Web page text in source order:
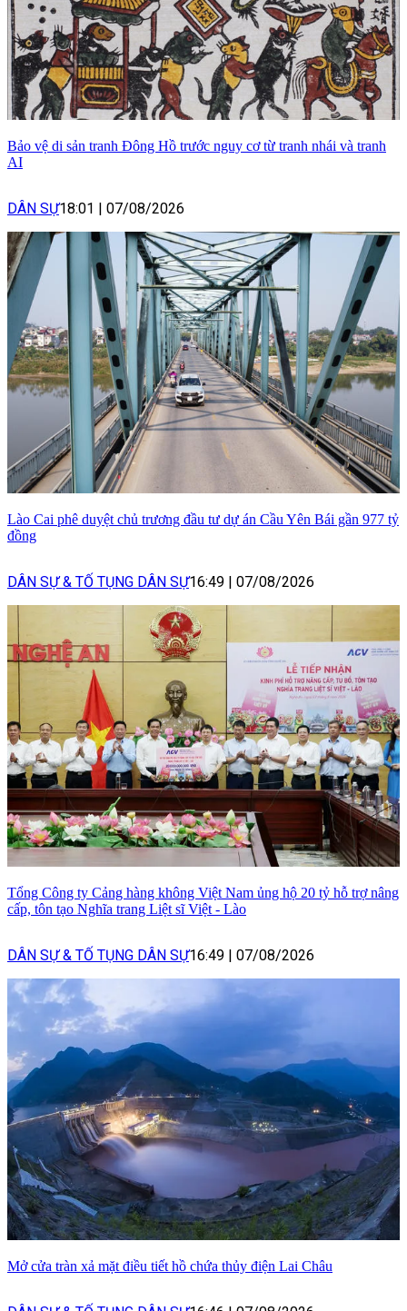
Bảo vệ di sản tranh Đông Hồ trước nguy cơ từ tranh nhái và tranh
AI
DÂN SỰ18:01 07/08/2026
Lào Cai phê duyệt chủ trương đầu tư dự án Cầu Yên Bái gần 977 tỷ
đồng
DÂN SỰ & TỐ TỤNG DÂN SỰ16:49 07/08/2026
Tổng Công ty Cảng hàng không Việt Nam ủng hộ 20 tỷ hỗ trợ nâng
cấp, tôn tạo Nghĩa trang Liệt sĩ Việt - Lào
DÂN SỰ & TỐ TỤNG DÂN SỰ16:49 07/08/2026
Mở cửa tràn xả mặt điều tiết hồ chứa thủy điện Lai Châu